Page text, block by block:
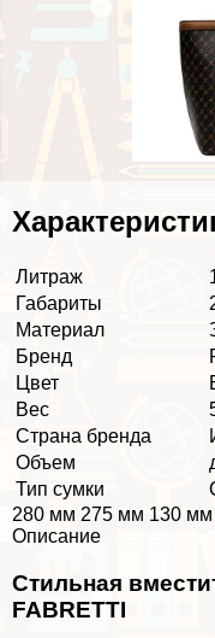
Литраж
Габариты
Материал
Бренд
Цвет
Вес
Страна бренда
Объем
Тип сумки
280 мм 275 мм 130 мм
Описание
Стильная
FABRETTI